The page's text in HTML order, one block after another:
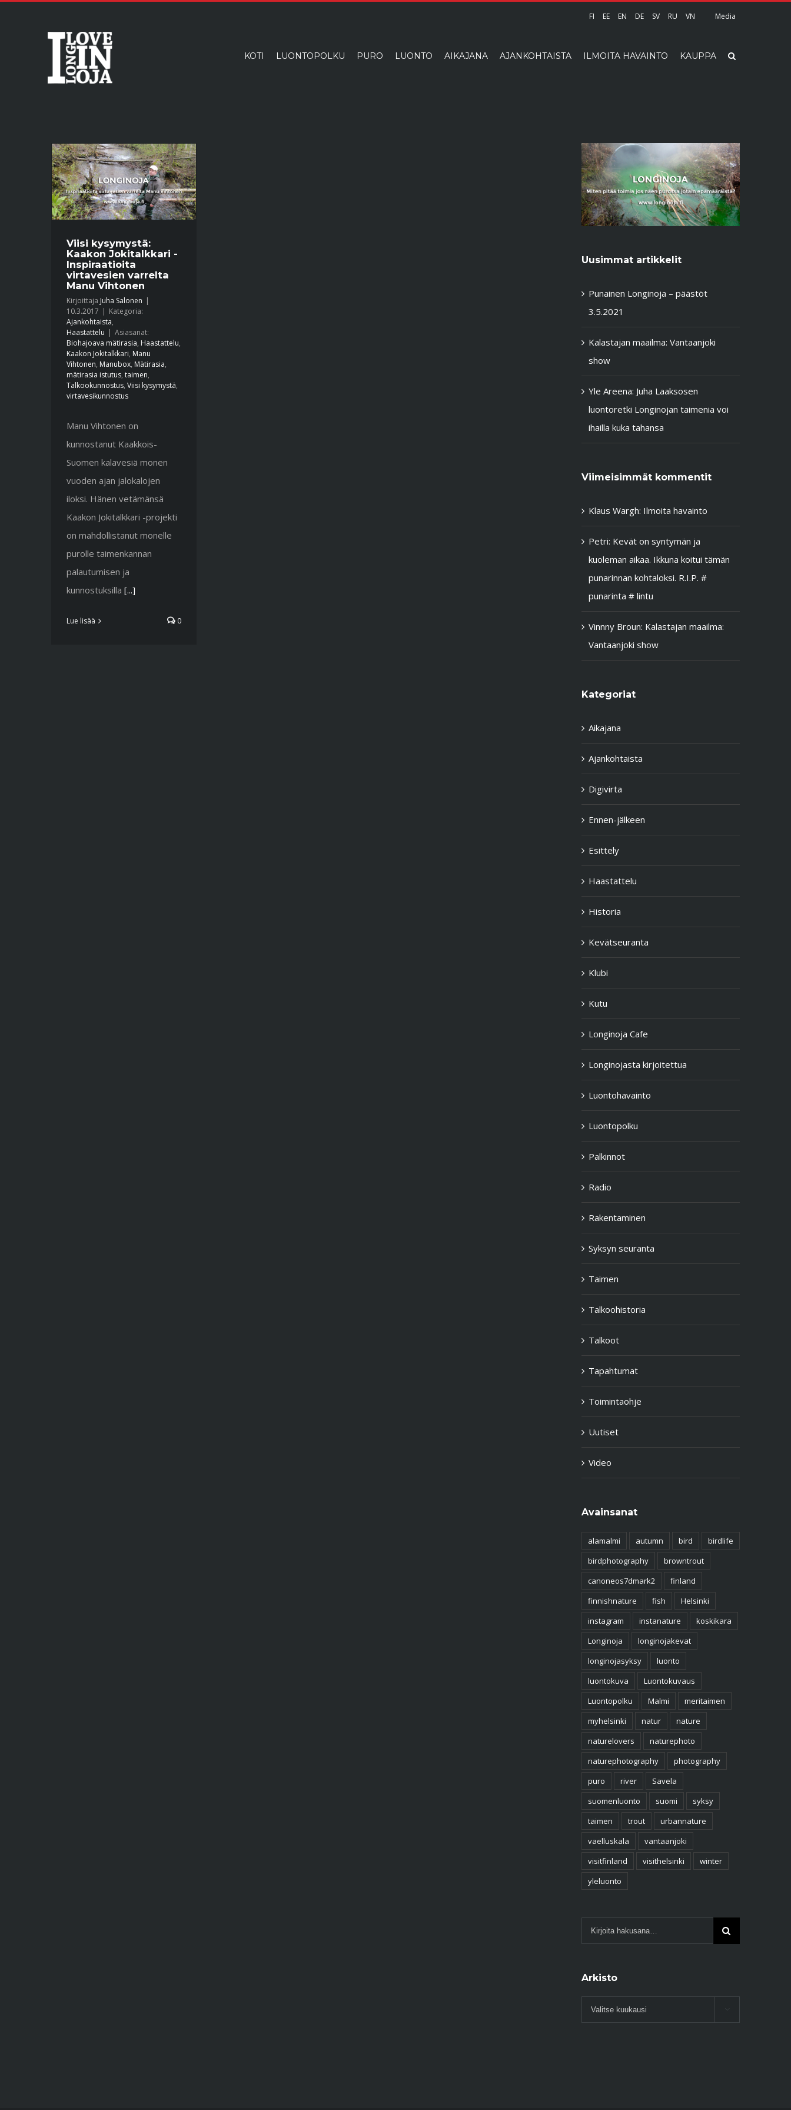
FI EE EN DE SV RU VN Media
KOTI LUONTOPOLKU PURO LUONTO AIKAJANA AJANKOHTAISTA ILMOITA HAVAINTO KAUPPA
Viisi kysymystä:
Kaakon Jokitalkkari -
Inspiraatioita
virtavesien varrelta
Manu Vihtonen
Kirjoittaja Juha Salonen |
10.3.2017 | Kategoria:
Ajankohtaista,
Haastattelu | Asiasanat:
Biohajoava mätirasia, Haastattelu,
Kaakon Jokitalkkari, Manu
Vihtonen, Manubox, Mätirasia,
mätirasia istutus, taimen,
Talkookunnostus, Viisi kysymystä,
virtavesikunnostus
Manu Vihtonen on
kunnostanut Kaakkois-
Suomen kalavesiä monen
vuoden ajan jalokalojen
iloksi. Hänen vetämänsä
Kaakon Jokitalkkari -projekti
on mahdollistanut monelle
purolle taimenkannan
palautumisen ja
kunnostuksilla [...]
Lue lisää 0
Uusimmat artikkelit
Punainen Longinoja – päästöt
3.5.2021
Kalastajan maailma: Vantaanjoki
show
Yle Areena: Juha Laaksosen
luontoretki Longinojan taimenia voi
ihailla kuka tahansa
Viimeisimmät kommentit
Klaus Wargh: Ilmoita havainto
Petri: Kevät on syntymän ja
kuoleman aikaa. Ikkuna koitui tämän
punarinnan kohtaloksi. R.I.P. #
punarinta # lintu
Vinnny Broun: Kalastajan maailma:
Vantaanjoki show
Kategoriat
Aikajana
Ajankohtaista
Digivirta
Ennen-jälkeen
Esittely
Haastattelu
Historia
Kevätseuranta
Klubi
Kutu
Longinoja Cafe
Longinojasta kirjoitettua
Luontohavainto
Luontopolku
Palkinnot
Radio
Rakentaminen
Syksyn seuranta
Taimen
Talkoohistoria
Talkoot
Tapahtumat
Toimintaohje
Uutiset
Video
Avainsanat
alamalmi autumn bird
birdlife
birdphotography
browntrout
canoneos7dmark2
finland
finnishnature
fish
Helsinki
instagram
instanature
koskikara
Longinoja
longinojakevat
longinojasyksy
luonto
luontokuva
Luontokuvaus
Luontopolku
Malmi
meritaimen
myhelsinki
natur
nature
naturelovers
naturephoto
naturephotography
photography
puro
river
Savela
suomenluonto
suomi
syksy
taimen
trout
urbannature
vaelluskala
vantaanjoki
visitfinland
visithelsinki
winter
yleluonto
Arkisto
Arkisto